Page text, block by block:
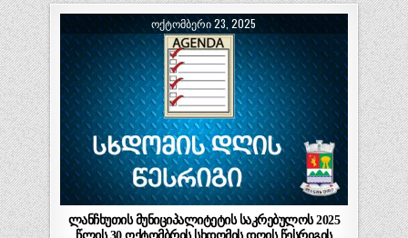
ᲝᲥᲢᲝᲛᲑᲔᲠᲘ 23, 2025
ლანჩხუთის მუნიციპალიტეტის საკრებულოს 2025